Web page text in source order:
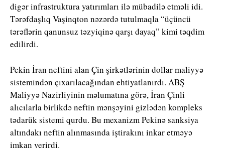
digər infrastruktura yatırımları ilə mübadilə etməli idi.
Tərəfdaşlıq Vaşinqton nəzərdə tutulmaqla “üçüncü
tərəflərin qanunsuz təzyiqinə qarşı dayaq” kimi təqdim
edilirdi.
Pekin İran neftini alan Çin şirkətlərinin dollar maliyyə
sistemindən çıxarılacağından ehtiyatlanırdı. ABŞ
Maliyyə Nazirliyinin məlumatına görə, İran Çinli
alıcılarla birlikdə neftin mənşəyini gizlədən kompleks
tədarük sistemi qurdu. Bu mexanizm Pekinə sanksiya
altındakı neftin alınmasında iştirakını inkar etməyə
imkan verirdi.